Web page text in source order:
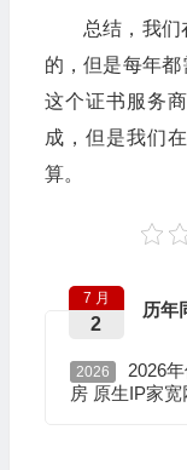
总结，我
的，但是每年都
这个证书服务
成，但是我们
算。
历年
7 月
2
2026
2026
房 原生IP家宽